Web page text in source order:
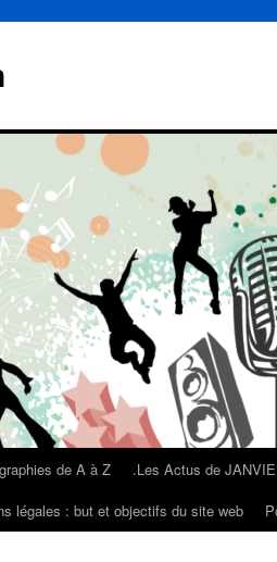
de A à Z .Les Actus de
légales : but et objectifs du site web